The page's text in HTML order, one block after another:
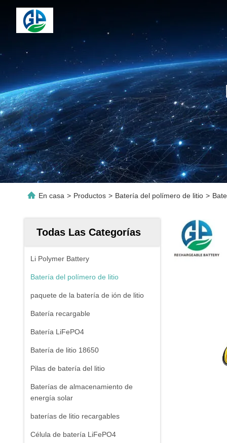
En casa > Productos > Batería del polímero de litio >
Todas Las Categorías
Li Polymer Battery
Batería del polímero de litio
paquete de la batería de ión de litio
Batería recargable
Batería LiFePO4
Batería de litio 18650
Pilas de batería del litio
Baterías de almacenamiento de
energía solar
baterías de litio recargables
Célula de batería LiFePO4